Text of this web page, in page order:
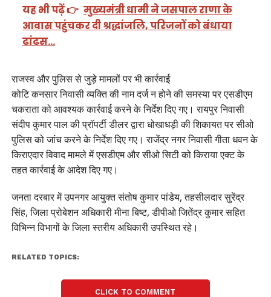
यह भी पढ़ें 👉 मुख्यमंत्री धामी ने जसपाल राणा के
आवास पहुंचकर दी श्रद्धांजलि, परिजनों को बंधाया
ढांढस…
राजस्व और पुलिस से जुड़े मामलों पर भी कार्रवाई
कोटि कनसार निवासी व्यक्ति की नाम दर्ज न होने की समस्या पर एसडीएम
चकराता को आवश्यक कार्रवाई करने के निर्देश दिए गए। रायपुर निवासी
संदीप कुमार पाल की प्रॉपर्टी डीलर द्वारा धोखाधड़ी की शिकायत पर सीओ
पुलिस को जांच करने के निर्देश दिए गए। राजेंद्र नगर निवासी गीता धवन के
किराएदार विवाद मामले में एसडीएम और सीओ सिटी को किराया एक्ट के
तहत कार्रवाई के आदेश दिए गए।
जनता दरबार में उपनगर आयुक्त संतोष कुमार पांडेय, तहसीलदार सुरेंद्र
सिंह, जिला प्रोबेशन अधिकारी मीना बिष्ट, डीपीओ जितेंद्र कुमार सहित
विभिन्न विभागों के जिला स्तरीय अधिकारी उपस्थित रहे।
RELATED TOPICS:
CLICK TO COMMENT